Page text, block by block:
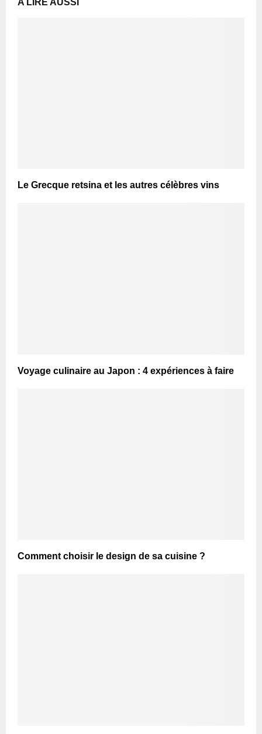
Le Grecque retsina et les autres célèbres vins
Voyage culinaire au Japon : 4 expériences à faire
Comment choisir le design de sa cuisine ?